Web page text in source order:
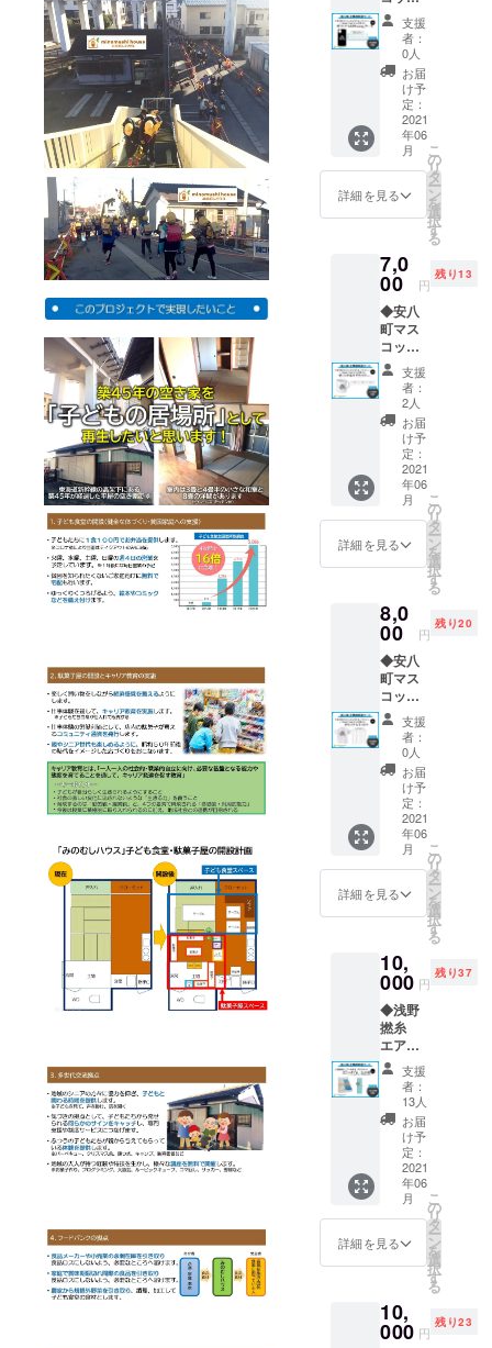
キャラ
クター
「アン
ビー」
×Roam
Couch/
小川亮
さん オ
リジナ
ル「ｉP
ｈｏｎ
ｅ」
ケース×
機種を
お選び
くださ
い
（iPhon
e12mini
・
iPhone
12/12Pr
o・
iPhone
12ProM
支援
者：
0人
お届
け予
定：
2021
年06
月
詳細を見る
こ
の
リ
タ
ー
ン
を
選
択
す
る
7,0
00 円
残り13
◆安八
町マス
コット
キャラ
クター
「アン
ビー」
×Roam
Couch/
小川亮
さん オ
リジナ
ルマグ
カップ×
１セッ
ト（ペ
支援
者：
2人
お届
け予
定：
2021
年06
月
詳細を見る
こ
の
リ
タ
ー
ン
を
選
択
す
る
8,0
00 円
残り20
◆安八
町マス
コット
キャラ
クター
「アン
ビー」
×Roam
Couch/
小川亮
さん オ
リジナ
ルTシャ
ツ×１枚
※サイズ
をお選
さい
（Ｓ・
Ｍ・
Ｌ・Ｘ
Ｌ・Ｘ
ＸＬ・
ＸＸＸ
Ｌ・Ｗ
Ｍ・Ｗ
Ｌ・
100・
110・
120・
130・
140・
150・
160）
支援
者：
0人
お届
け予
定：
2021
年06
月
詳細を見る
こ
の
リ
タ
ー
ン
を
選
択
す
る
10,
000 円
残り37
◆浅野
撚糸
エアー
かお
る ダ
ディ
ボー
イ エ
ニータ
イム
セット
B×１
セット
※色の指
定はで
きませ
支援
者：
13人
お届
け予
定：
2021
年06
月
詳細を見る
こ
の
リ
タ
ー
ン
を
選
択
す
る
10,
000 円
残り23